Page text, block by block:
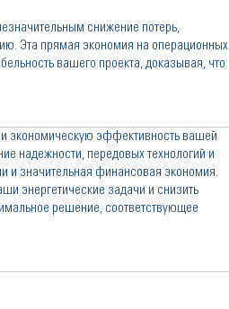
снижение потерь,
Эта прямая экономия на операционных
вашего проекта, доказывая, что
и экономическую эффективность вашей
надежности, передовых технологий и
и значительная финансовая экономия.
энергетические задачи и снизить
решение, соответствующее